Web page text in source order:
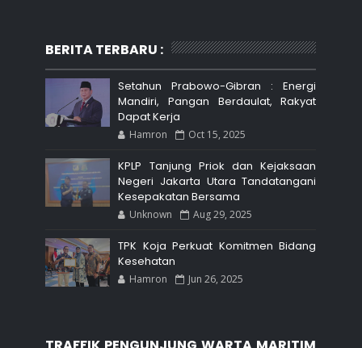
BERITA TERBARU :
Setahun Prabowo-Gibran : Energi
Mandiri, Pangan Berdaulat, Rakyat
Dapat Kerja
Hamron Oct 15, 2025
KPLP Tanjung Priok dan Kejaksaan
Negeri Jakarta Utara Tandatangani
Kesepakatan Bersama
Unknown Aug 29, 2025
TPK Koja Perkuat Komitmen Bidang
Kesehatan
Hamron Jun 26, 2025